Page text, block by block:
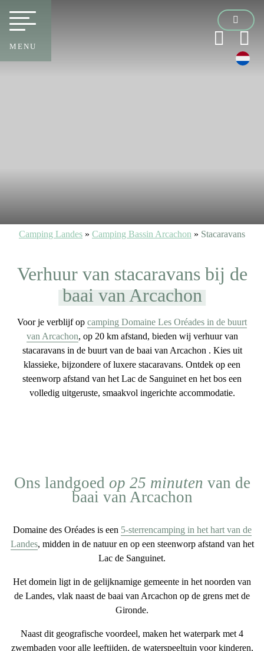
MENU
Camping Landes » Camping Bassin Arcachon » Stacaravans
Verhuur van stacaravans bij de
baai van Arcachon
Voor je verblijf op camping Domaine Les Oréades in de buurt
van Arcachon, op 20 km afstand, bieden wij verhuur van
stacaravans in de buurt van de baai van Arcachon . Kies uit
klassieke, bijzondere of luxere stacaravans. Ontdek op een
steenworp afstand van het Lac de Sanguinet en het bos een
volledig uitgeruste, smaakvol ingerichte accommodatie.
Ons landgoed op 25 minuten van de
baai van Arcachon
Domaine des Oréades is een 5-sterrencamping in het hart van de
Landes, midden in de natuuren op een steenworp afstand van het
Lac de Sanguinet.
Het domein ligt in de gelijknamige gemeente in het noorden van
de Landes, vlak naast de baai van Arcachon op de grens met de
Gironde.
Naast dit geografische voordeel, maken het waterpark met 4
zwembaden voor alle leeftijden, de waterspeeltuin voor kinderen,